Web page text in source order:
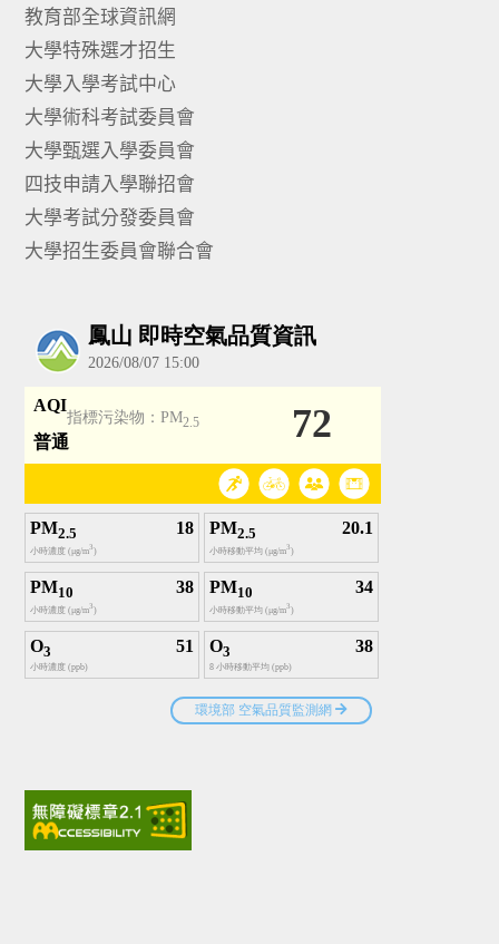
教育部全球資訊網
大學特殊選才招生
大學入學考試中心
大學術科考試委員會
大學甄選入學委員會
四技申請入學聯招會
大學考試分發委員會
大學招生委員會聯合會